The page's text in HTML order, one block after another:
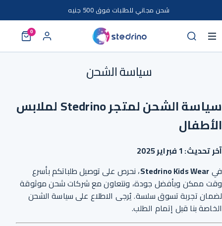
تخطى إلى المحتوىشحن مجاني للطلبات فوق 500 جنيه
0
سياسة الشحن
سياسة الشحن لمتجر Stedrino لملابس
الأطفال
آخر تحديث: 1 فبراير 2025
فيStedrino Kids Wear، نحرص على توصيل طلباتكم بأسرع
وقت ممكن وبأفضل جودة، ونتعاون مع شركات شحن موثوقة
لضمان تجربة تسوق سلسة. يُرجى الاطلاع على سياسة الشحن
الخاصة بنا قبل إتمام الطلب.